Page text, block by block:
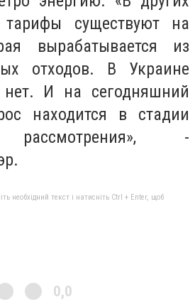
тарифы существуют на
вырабатывается из
отходов. В Украине
нет. И на сегодняшний
находится в стадии
рассмотрения», -
необхідний текст і натисніть Ctrl + Enter, щоб
0,0